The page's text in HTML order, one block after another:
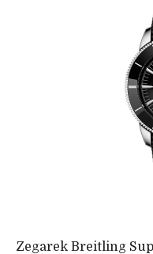
Zegarek Breitling